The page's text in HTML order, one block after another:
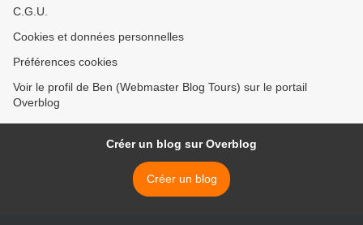
C.G.U.
Cookies et données personnelles
Préférences cookies
Voir le profil de Ben (Webmaster Blog Tours) sur le portail
Overblog
Créer un blog sur Overblog
Créer un blog